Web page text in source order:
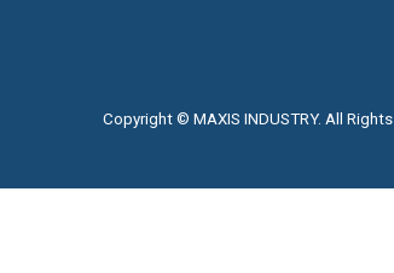
Copyright © MAXIS INDUSTRY. All